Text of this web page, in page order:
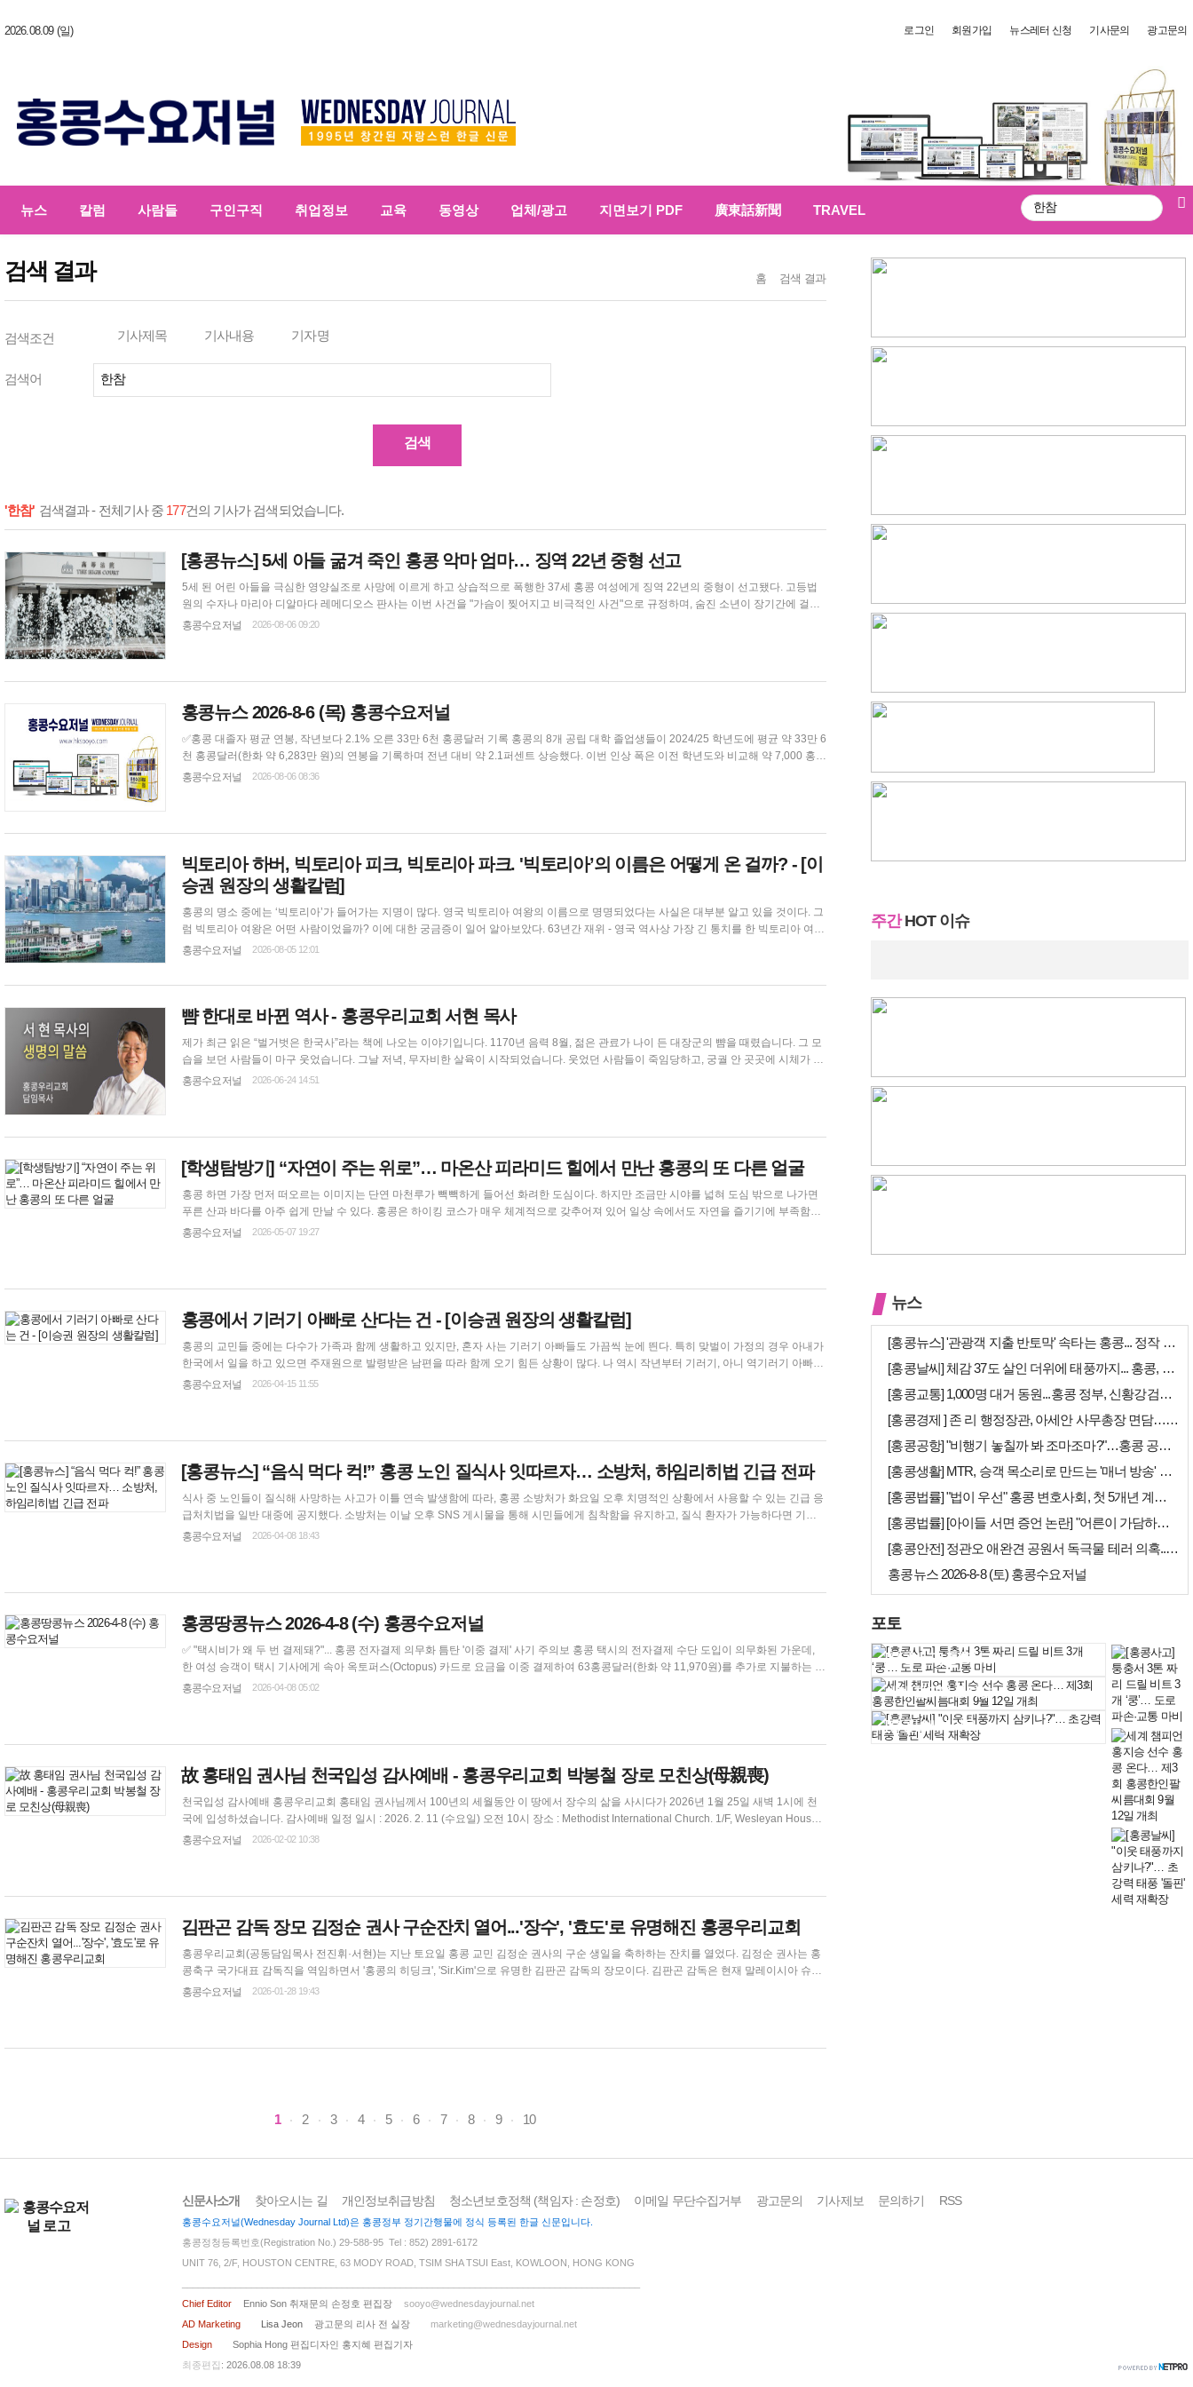
2026.08.09 (일) 로그인 회원가입 뉴스레터 신청 기사문의 광고문의
뉴스 칼럼 사람들 구인구직 취업정보 교육 동영상 업체/광고 지면보기 PDF 廣東話新聞
TRAVEL
검
검색 결과 홈 검색 결과
검색조건 기사제목 기사내용 기자명
검색어
'한참' 검색결과 - 전체기사 중 177건의 기사가 검색되었습니다.
[홍콩뉴스] 5세 아들 굶겨 죽인 홍콩 악마 엄마… 징역 22년 중형 선고
5세 된 어린 아들을 극심한 영양실조로 사망에 이르게 하고 상습적으로 폭행한 37세 홍콩 여성에게 징역 22년의 중형이 선고됐다. 고등법
원의 수자나 마리아 디알마다 레메디오스 판사는 이번 사건을 "가슴이 찢어지고 비극적인 사건"으로 규정하며, 숨진 소년이 장기간에 걸쳐
지속적이고 폭력적인 학대를 견뎌내야 했다고 지적했다. 또한 사회복지사들이 소년의 극심한 쇠약 상태와 발달 지연을 알아차리지 못한 점
홍콩수요저널 2026-08-06 09:20
홍콩뉴스 2026-8-6 (목) 홍콩수요저널
✅홍콩 대졸자 평균 연봉, 작년보다 2.1% 오른 33만 6천 홍콩달러 기록 홍콩의 8개 공립 대학 졸업생들이 2024/25 학년도에 평균 약 33만 6
천 홍콩달러(한화 약 6,283만 원)의 연봉을 기록하며 전년 대비 약 2.1퍼센트 상승했다. 이번 인상 폭은 이전 학년도와 비교해 약 7,000 홍콩
달러(한화 약 130만 원) 늘어난 수치다. 대학별로는 홍콩대학교 졸업생이 약 40만 홍콩달러(한화 약 7,480만 원)로 가장 높은 평균 연봉을
홍콩수요저널 2026-08-06 08:36
빅토리아 하버, 빅토리아 피크, 빅토리아 파크. '빅토리아’의 이름은 어떻게 온 걸까? - [이
승권 원장의 생활칼럼]
홍콩의 명소 중에는 ‘빅토리아’가 들어가는 지명이 많다. 영국 빅토리아 여왕의 이름으로 명명되었다는 사실은 대부분 알고 있을 것이다. 그
럼 빅토리아 여왕은 어떤 사람이었을까? 이에 대한 궁금증이 일어 알아보았다. 63년간 재위 - 영국 역사상 가장 긴 통치를 한 빅토리아 여왕
영국 빅토리아 여왕(Alexandrina Victoria)은 1837년 6월 20일부터 1901년까지 63년 216일간 재위했다. 영국 역사상 가장 긴 통치 기간을
홍콩수요저널 2026-08-05 12:01
뺨 한대로 바뀐 역사 - 홍콩우리교회 서현 목사
제가 최근 읽은 “벌거벗은 한국사”라는 책에 나오는 이야기입니다. 1170년 음력 8월, 젊은 관료가 나이 든 대장군의 뺨을 때렸습니다. 그 모
습을 보던 사람들이 마구 웃었습니다. 그날 저녁, 무자비한 살육이 시작되었습니다. 웃었던 사람들이 죽임당하고, 궁궐 안 곳곳에 시체가 쌓
였습니다. 심지어 왕조차 쫓겨났습니다. 무신들이 일으킨 반란이었기에 ‘무신정변’이라고 하는 이 사건 이후, 고려는 무려 100여 년간 무신
홍콩수요저널 2026-06-24 14:51
[학생탐방기] “자연이 주는 위로”… 마온산 피라미드 힐에서 만난 홍콩의 또 다른 얼굴
홍콩 하면 가장 먼저 떠오르는 이미지는 단연 마천루가 빽빽하게 들어선 화려한 도심이다. 하지만 조금만 시야를 넓혀 도심 밖으로 나가면
푸른 산과 바다를 아주 쉽게 만날 수 있다. 홍콩은 하이킹 코스가 매우 체계적으로 갖추어져 있어 일상 속에서도 자연을 즐기기에 부족함이
없다. 드래곤스백이나 더 피크처럼 이미 대중적인 코스들도 좋지만, 이번에는 조금 더 역동적인 경험을 위해 마온산 옹핑 캠프사이트와 피
홍콩수요저널 2026-05-07 19:27
홍콩에서 기러기 아빠로 산다는 건 - [이승권 원장의 생활칼럼]
홍콩의 교민들 중에는 다수가 가족과 함께 생활하고 있지만, 혼자 사는 기러기 아빠들도 가끔씩 눈에 띈다. 특히 맞벌이 가정의 경우 아내가
한국에서 일을 하고 있으면 주재원으로 발령받은 남편을 따라 함께 오기 힘든 상황이 많다. 나 역시 작년부터 기러기, 아니 역기러기 아빠가
되었다. 아들이 먼저 한국에 대학을 다니면서 떨어져 나갔고, 재작년 말 아내도 두 남자 사이에서 한국에 있는 사람을 택해 처소를 옮겼다.
홍콩수요저널 2026-04-15 11:55
[홍콩뉴스] “음식 먹다 컥!” 홍콩 노인 질식사 잇따르자… 소방처, 하임리히법 긴급 전파
식사 중 노인들이 질식해 사망하는 사고가 이틀 연속 발생함에 따라, 홍콩 소방처가 화요일 오후 치명적인 상황에서 사용할 수 있는 긴급 응
급처치법을 일반 대중에 공지했다. 소방처는 이날 오후 SNS 게시물을 통해 시민들에게 침착함을 유지하고, 질식 환자가 가능하다면 기침
을 하도록 유도할 것을 당부했다. 만약 환자의 기도가 완전히 폐쇄되어 기침을 할 수 없는 경우, 즉시 구급차를 부르기 위해 999에 전화하는
홍콩수요저널 2026-04-08 18:43
홍콩땅콩뉴스 2026-4-8 (수) 홍콩수요저널
✅ "택시비가 왜 두 번 결제돼?"... 홍콩 전자결제 의무화 틈탄 '이중 결제' 사기 주의보 홍콩 택시의 전자결제 수단 도입이 의무화된 가운데,
한 여성 승객이 택시 기사에게 속아 옥토퍼스(Octopus) 카드로 요금을 이중 결제하여 63홍콩달러(한화 약 11,970원)를 추가로 지불하는 사
건이 발생해 주의가 요구된다고 홍콩 성도일보가 7일 보도했다. 이 승객은 지난 4월 6일 새벽, 왐포아(Whampoa)에서 코즈웨이베이
홍콩수요저널 2026-04-08 05:02
故 홍태임 권사님 천국입성 감사예배 - 홍콩우리교회 박봉철 장로 모친상(母親喪)
천국입성 감사예배 홍콩우리교회 홍태임 권사님께서 100년의 세월동안 이 땅에서 장수의 삶을 사시다가 2026년 1월 25일 새벽 1시에 천
국에 입성하셨습니다. 감사예배 일정 일시 : 2026. 2. 11 (수요일) 오전 10시 장소 : Methodist International Church. 1/F, Wesleyan House,
271 Queen's Road East, Wan Chai 가족관계 : 박봉철 장로 (배우자: 김영이 권사) 모친 예배집례 : 홍콩우리교회 공동담임 목사 전진휘 목
홍콩수요저널 2026-02-02 10:38
김판곤 감독 장모 김정순 권사 구순잔치 열어...'장수', '효도'로 유명해진 홍콩우리교회
홍콩우리교회(공동담임목사 전진휘·서현)는 지난 토요일 홍콩 교민 김정순 권사의 구순 생일을 축하하는 잔치를 열었다. 김정순 권사는 홍
콩축구 국가대표 감독직을 역임하면서 '홍콩의 히딩크', 'Sir.Kim'으로 유명한 김판곤 감독의 장모이다. 김판곤 감독은 현재 말레이시아 슈퍼
리그의 슬랑오르 FC의 사령탑을 맡고 있지만, 아내 홍정흔 집사와 두 자녀, 장모는 홍콩에 여전히 거주하고 있다. 이날 감사예배를 인도한
홍콩수요저널 2026-01-28 19:43
1 2 3 4 5 6 7 8 9 10
주간HOT 이슈
뉴스
[홍콩뉴스] '관광객 지출 반토막' 속타는 홍콩... 정작 홍콩인들은 지…
[홍콩날씨] 체감 37도 살인 더위에 태풍까지... 홍콩, 주말 내내 '…
[홍콩교통] 1,000명 대거 동원...홍콩 정부, 신황강검문소 개장 앞…
[홍콩경제 ] 존 리 행정장관, 아세안 사무총장 면담… "무역·경제 협력…
[홍콩공항] "비행기 놓칠까 봐 조마조마?"…홍콩 공항 식당, AI 탑승…
[홍콩생활] MTR, 승객 목소리로 만드는 '매너 방송' 캠페인 시작
[홍콩법률] "법이 우선" 홍콩 변호사회, 첫 5개년 계획에 뼈 있는 권…
[홍콩법률] [아이들 서면 증언 논란] "어른이 가담하면 왜곡된다"… 홍…
[홍콩안전] 정관오 애완견 공원서 독극물 테러 의혹... 홍콩 경찰 수사…
홍콩뉴스 2026-8-8 (토) 홍콩수요저널
포토
[홍콩사고] 퉁충서…
세계 챔피언 홍지승…
[홍콩날씨] "이웃…
신문사소개 찾아오시는 길 개인정보취급방침 청소년보호정책 (책임자 : 손정호) 이메일 무단수집거부 광고문의 기사제보 문의하기 RSS
홍콩수요저널(Wednesday Journal Ltd)은 홍콩정부 정기간행물에 정식 등록된 한글 신문입니다.
홍콩정청등록번호(Registration No.) 29-588-95 Tel : 852) 2891-6172
UNIT 76, 2/F, HOUSTON CENTRE, 63 MODY ROAD, TSIM SHA TSUI East, KOWLOON, HONG KONG
Chief Editor
Ennio Son 취재문의 손정호 편집장
sooyo@wednesdayjournal.net
AD Marketing
Lisa Jeon 광고문의 리사 전 실장
marketing@wednesdayjournal.net
Design
Sophia Hong 편집디자인 홍지혜 편집기자
최종편집 : 2026.08.08 18:39